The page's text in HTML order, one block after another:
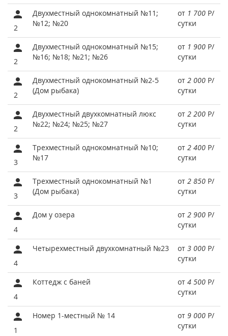
2
Двухместный однокомнатный №11;
№12; №20
от 1 700 Р/
сутки
2
Двухместный однокомнатный №15;
№16; №18; №21; №26
от 1 900 Р/
сутки
2
Двухместный однокомнатный №2-5
(Дом рыбака)
от 2 000 Р/
сутки
2
Двухместный двухкомнатный люкс
№22; №24; №25; №27
от 2 200 Р/
сутки
3
Трехместный однокомнатный №10;
№17
от 2 400 Р/
сутки
3
Трехместный однокомнатный №1
(Дом рыбака)
от 2 850 Р/
сутки
4
Дом у озера от 2 900 Р/
сутки
4
Четырехместный двухкомнатный №23 от 3 000 Р/
сутки
4
Коттедж с баней от 4 500 Р/
сутки
1
Номер 1-местный № 14 от 9 000 Р/
сутки